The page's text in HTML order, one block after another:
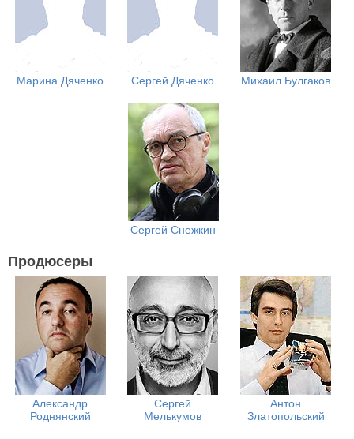
Марина Дяченко Сергей Дяченко Михаил Булгаков
Сергей Снежкин
Продюсеры
Александр
Роднянский
Сергей
Мелькумов
Антон
Златопольский